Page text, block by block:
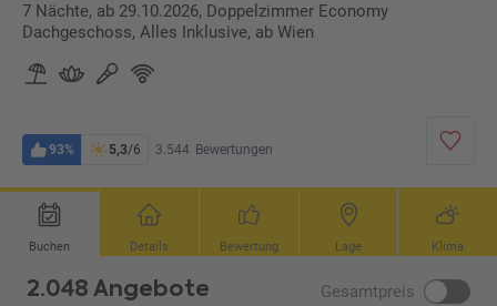
7 Nächte, ab 29.10.2026, Doppelzimmer Economy
Dachgeschoss, Alles Inklusive, ab Wien
93% 5,3/6 3.544 Bewertungen
Buchen Details Bewertung Lage Klima
2.048 Angebote Gesamtpreis